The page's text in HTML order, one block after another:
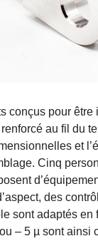
conçus pour
au fil du
et
Cinq
des
sont adaptés en
– 5 µ sont ainsi